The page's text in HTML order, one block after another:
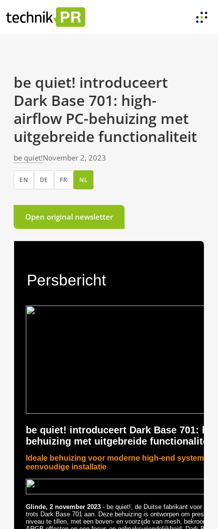
be quiet! introduceert
Dark Base 701: high-
airflow PC-behuizing met
uitgebreide functionaliteit
be quiet!November 2, 2023
EN DE FR NL
Open original newsletter